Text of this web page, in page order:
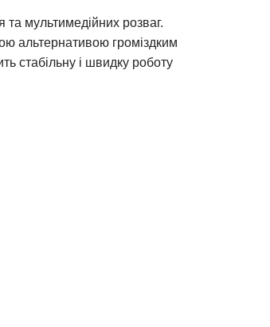
мультимедійних розваг.
альтернативою громіздким
стабільну і швидку роботу